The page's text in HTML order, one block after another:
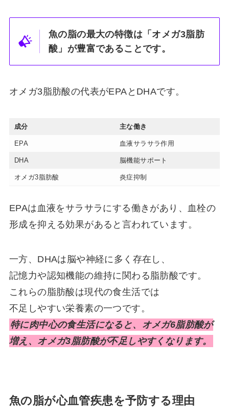
魚の脂の最大の特徴は「オメガ3脂肪
酸」が豊富であることです。
オメガ3脂肪酸の代表がEPAとDHAです。
成分 主な働き
EPA 血液サラサラ作用
DHA 脳機能サポート
オメガ3脂肪酸 炎症抑制
EPAは血液をサラサラにする働きがあり、血栓の
形成を抑える効果があると言われています。
一方、DHAは脳や神経に多く存在し、
記憶力や認知機能の維持に関わる脂肪酸です。
これらの脂肪酸は現代の食生活では
不足しやすい栄養素の一つです。
特に肉中心の食生活になると、オメガ6脂肪酸が
増え、オメガ3脂肪酸が不足しやすくなります。
魚の脂が心血管疾患を予防する理由